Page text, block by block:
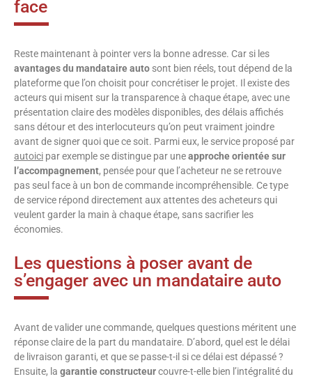
face
Reste maintenant à pointer vers la bonne adresse. Car si les
avantages du mandataire auto sont bien réels, tout dépend de la
plateforme que l’on choisit pour concrétiser le projet. Il existe des
acteurs qui misent sur la transparence à chaque étape, avec une
présentation claire des modèles disponibles, des délais affichés
sans détour et des interlocuteurs qu’on peut vraiment joindre
avant de signer quoi que ce soit. Parmi eux, le service proposé par
autoici par exemple se distingue par uneapproche orientée sur
l’accompagnement, pensée pour que l’acheteur ne se retrouve
pas seul face à un bon de commande incompréhensible. Ce type
de service répond directement aux attentes des acheteurs qui
veulent garder la main à chaque étape, sans sacrifier les
économies.
Les questions à poser avant de
s’engager avec un mandataire auto
Avant de valider une commande, quelques questions méritent une
réponse claire de la part du mandataire. D’abord, quel est le délai
de livraison garanti, et que se passe-t-il si ce délai est dépassé ?
Ensuite, la garantie constructeurcouvre-t-elle bien l’intégralité du